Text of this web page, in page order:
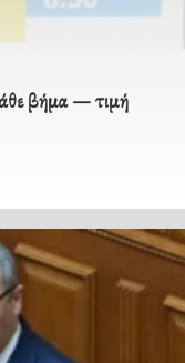
βήμα — τιμή